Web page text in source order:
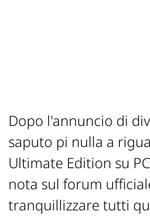
Dopo l'annuncio di
saputo pi nulla a
Ultimate Edition su
nota sul forum
tranquillizzare tutti